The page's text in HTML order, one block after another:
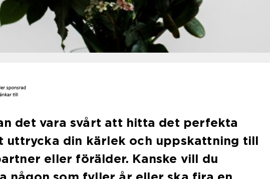
det vara svårt att hitta det perfekta
uttrycka din kärlek och uppskattning till
eller förälder. Kanske vill du